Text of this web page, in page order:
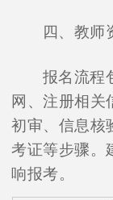
四、教师
报名流程
网、注册相关
初审、信息核
考证等步骤。
响报考。